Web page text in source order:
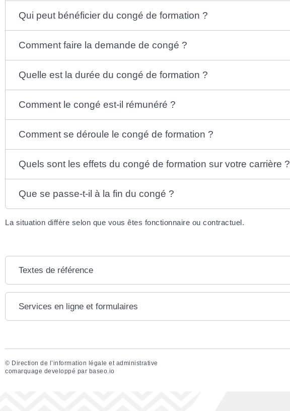
Qui peut bénéficier du congé de formation ?
Comment faire la demande de congé ?
Quelle est la durée du congé de formation ?
Comment le congé est-il rémunéré ?
Comment se déroule le congé de formation ?
Quels sont les effets du congé de formation sur votre carrière ?
Que se passe-t-il à la fin du congé ?
La situation diffère selon que vous êtes fonctionnaire ou contractuel.
Textes de référence
Services en ligne et formulaires
© Direction de l’information légale et administrative
comarquage developpé par baseo.io